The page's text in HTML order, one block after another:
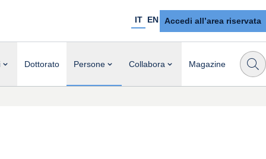
IT EN Accedi all’area riservata
Dottorato Persone Collabora Magazine